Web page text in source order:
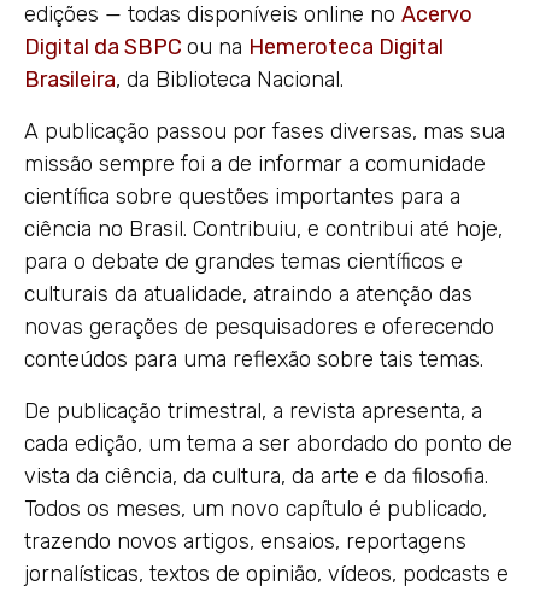
edições — todas disponíveis online no Acervo
Digital da SBPC ou na Hemeroteca Digital
Brasileira, da Biblioteca Nacional.
A publicação passou por fases diversas, mas sua
missão sempre foi a de informar a comunidade
científica sobre questões importantes para a
ciência no Brasil. Contribuiu, e contribui até hoje,
para o debate de grandes temas científicos e
culturais da atualidade, atraindo a atenção das
novas gerações de pesquisadores e oferecendo
conteúdos para uma reflexão sobre tais temas.
De publicação trimestral, a revista apresenta, a
cada edição, um tema a ser abordado do ponto de
vista da ciência, da cultura, da arte e da filosofia.
Todos os meses, um novo capítulo é publicado,
trazendo novos artigos, ensaios, reportagens
jornalísticas, textos de opinião, vídeos, podcasts e